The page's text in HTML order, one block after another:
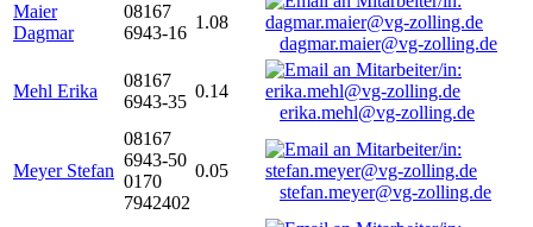
Maier
Dagmar
08167
6943-16
1.08
dagmar.maier@vg-zolling.de
Mehl Erika
08167
6943-35
0.14
erika.mehl@vg-zolling.de
Meyer Stefan
08167
6943-50
0170
7942402
0.05
stefan.meyer@vg-zolling.de